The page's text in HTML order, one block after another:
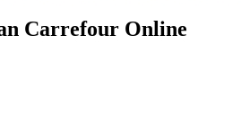
Carrefour Online